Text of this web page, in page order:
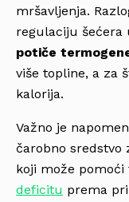
mršavljenja.
regulaciju šećera
potiče
više topline, a za
kalorija.
Važno je
čarobno sredstvo
koji može pomoći
deficitu prema